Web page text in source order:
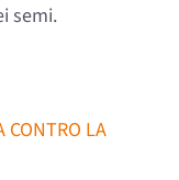
semi.
CONTRO LA